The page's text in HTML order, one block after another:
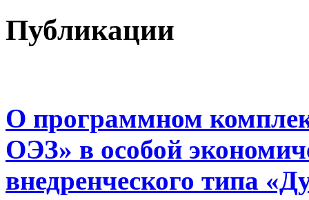
Публикации
О программном
ОЭЗ» в особой
внедренческого типа